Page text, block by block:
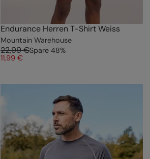
Endurance Herren T-Shirt Weiss
Mountain Warehouse
22,99 €Spare 48%
11,99 €